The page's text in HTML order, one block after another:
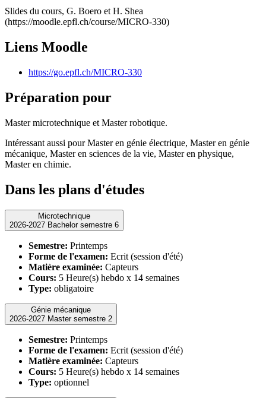
Slides du cours, G. Boero et H. Shea
(https://moodle.epfl.ch/course/MICRO-330)
Liens Moodle
https://go.epfl.ch/MICRO-330
Préparation pour
Master microtechnique et Master robotique.
Intéressant aussi pour Master en génie électrique, Master en génie
mécanique, Master en sciences de la vie, Master en physique,
Master en chimie.
Dans les plans d'études
Microtechnique
2026-2027 Bachelor semestre 6
Semestre: Printemps
Forme de l'examen: Ecrit (session d'été)
Matière examinée: Capteurs
Cours: 5 Heure(s) hebdo x 14 semaines
Type: obligatoire
Génie mécanique
2026-2027 Master semestre 2
Semestre: Printemps
Forme de l'examen: Ecrit (session d'été)
Matière examinée: Capteurs
Cours: 5 Heure(s) hebdo x 14 semaines
Type: optionnel